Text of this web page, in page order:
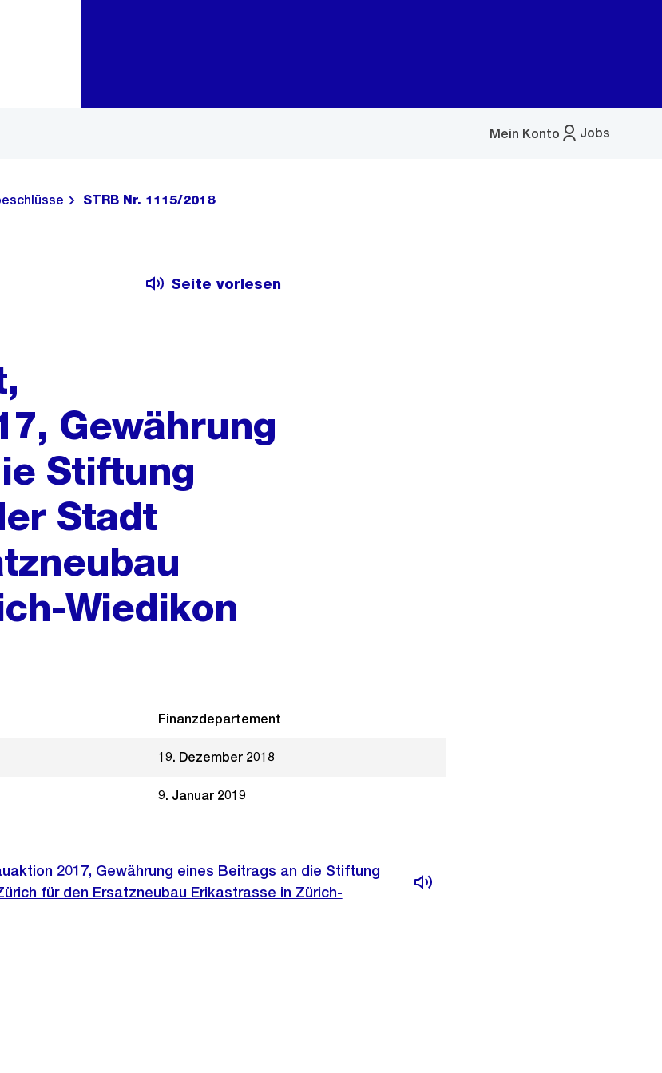
Jobs
Mein Konto
Menü
STRB Nr. 1115/2018
Seite vorlesen
Gewährung
Stiftung
Stadt
Wiedikon
Finanzdepartement
19. Dezember 2018
9. Januar 2019
2017, Gewährung eines Beitrags an die Stiftung
für den Ersatzneubau Erikastrasse in Zürich-